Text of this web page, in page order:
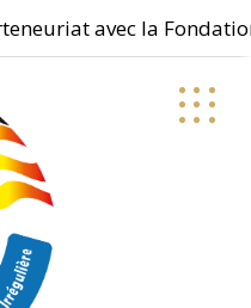
avec la